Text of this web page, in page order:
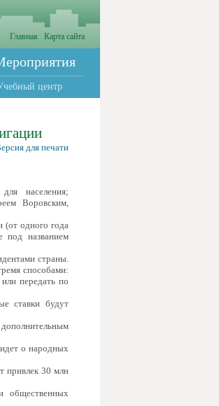
Главная Карта сайта
центр
для печати
населения;
Воровским,
(от одного года
под названием
страны.
способами:
передать по
ставки будут
о народных
привлек 30 млн
общественных